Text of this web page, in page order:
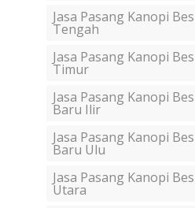
Jasa Pasang Kanopi
Tengah
Jasa Pasang Kanopi
Timur
Jasa Pasang Kanopi
Baru Ilir
Jasa Pasang Kanopi
Baru Ulu
Jasa Pasang Kanopi
Utara